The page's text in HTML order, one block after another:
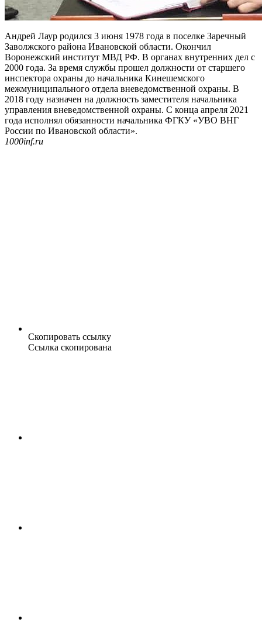
Андрей Лаур родился 3 июня 1978 года в поселке Заречный
Заволжского района Ивановской области. Окончил
Воронежский институт МВД РФ. В органах внутренних дел с
2000 года. За время службы прошел должности от старшего
инспектора охраны до начальника Кинешемского
межмуниципального отдела вневедомственной охраны. В
2018 году назначен на должность заместителя начальника
управления вневедомственной охраны. С конца апреля 2021
года исполнял обязанности начальника ФГКУ «УВО ВНГ
России по Ивановской области».
1000inf.ru
Скопировать ссылку
Ссылка скопирована